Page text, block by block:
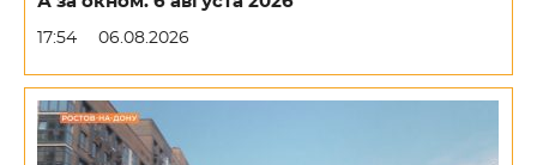
17:54 06.08.2026